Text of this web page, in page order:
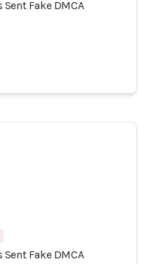
Fake DMCA
Fake DMCA